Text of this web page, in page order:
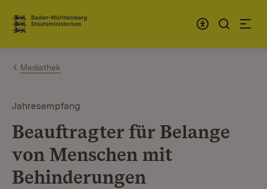
Zum Inhalt springen
Link zur Startseite
Mediathek
Jahresempfang
Beauftragter für Belange
von Menschen mit
Behinderungen